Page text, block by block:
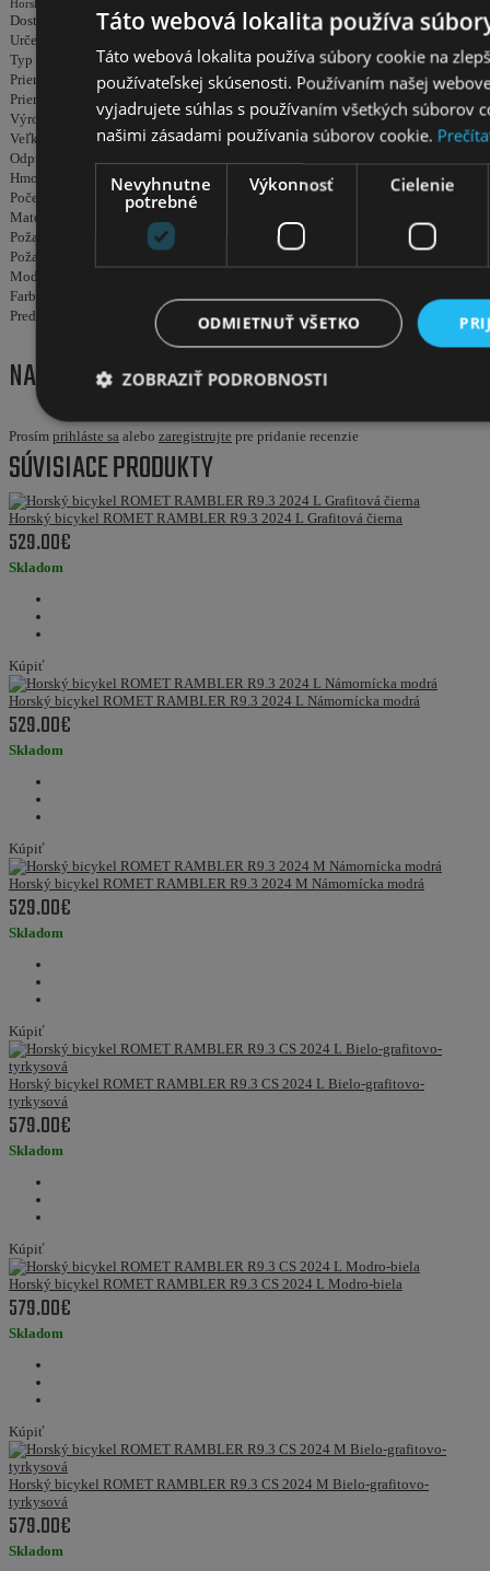
Horské bicykle
Dostupnosť
Určenie
Typ
horské
Priemer kolies
29
Priemer kolies
Výrobca
Romet
Veľkosť rámu
18
Odpruženie
Hmotnosť
14kg
Počet prevodov
3x8
Materiál rámu
Požadované vlastnosti
Požadované vlastnosti
Modelový rok
Farba
Grafitová čierna
Predný zdvih
NAPÍSAŤ RECENZIU
Prosím prihláste sa alebo zaregistrujte pre pridanie recenzie
SÚVISIACE PRODUKTY
Horský bicykel ROMET RAMBLER R9.3 2024 L Grafitová čierna
529.00€
Skladom
Kúpiť
Horský bicykel ROMET RAMBLER R9.3 2024 L Námornícka modrá
529.00€
Skladom
Kúpiť
Horský bicykel ROMET RAMBLER R9.3 2024 M Námornícka modrá
529.00€
Skladom
Kúpiť
Horský bicykel ROMET RAMBLER R9.3 CS 2024 L Bielo-grafitovo-
tyrkysová
579.00€
Skladom
Kúpiť
Horský bicykel ROMET RAMBLER R9.3 CS 2024 L Modro-biela
579.00€
Skladom
Kúpiť
Horský bicykel ROMET RAMBLER R9.3 CS 2024 M Bielo-grafitovo-
tyrkysová
579.00€
Skladom
Táto webová lokalita používa
Táto webová lokalita používa súbory cookie na
používateľskej skúsenosti. Používaním našej
vyjadrujete súhlas s používaním všetkých súborov
našimi zásadami používania súborov cookie.
Nevyhnutne
potrebné
Výkonnosť Cielenie
ODMIETNUŤ VŠETKO
ZOBRAZIŤ PODROBNOSTI